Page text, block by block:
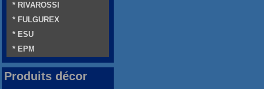
* RIVAROSSI
* FULGUREX
* ESU
* EPM
Produits décor